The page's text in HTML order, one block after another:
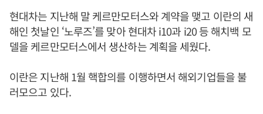
현대차는 지난해 말 케르만모터스와 계약을 맺고 이란의 새
해인 첫날인 ‘노루즈’를 맞아 현대차 i10과 i20 등 해치백 모
델을 케르만모터스에서 생산하는 계획을 세웠다.
이란은 지난해 1월 핵합의를 이행하면서 해외기업들을 불
러모으고 있다.